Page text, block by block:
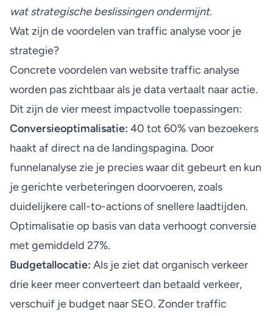
wat strategische beslissingen ondermijnt.
Wat zijn de voordelen van traffic analyse voor je
strategie?
Concrete voordelen van website traffic analyse
worden pas zichtbaar als je data vertaalt naar actie.
Dit zijn de vier meest impactvolle toepassingen:
Conversieoptimalisatie: 40 tot 60% van bezoekers
haakt af direct na de landingspagina. Door
funnelanalyse zie je precies waar dit gebeurt en kun
je gerichte verbeteringen doorvoeren, zoals
duidelijkere call-to-actions of snellere laadtijden.
Optimalisatie op basis van data verhoogt conversie
met gemiddeld 27%.
Budgetallocatie: Als je ziet dat organisch verkeer
drie keer meer converteert dan betaald verkeer,
verschuif je budget naar SEO. Zonder traffic